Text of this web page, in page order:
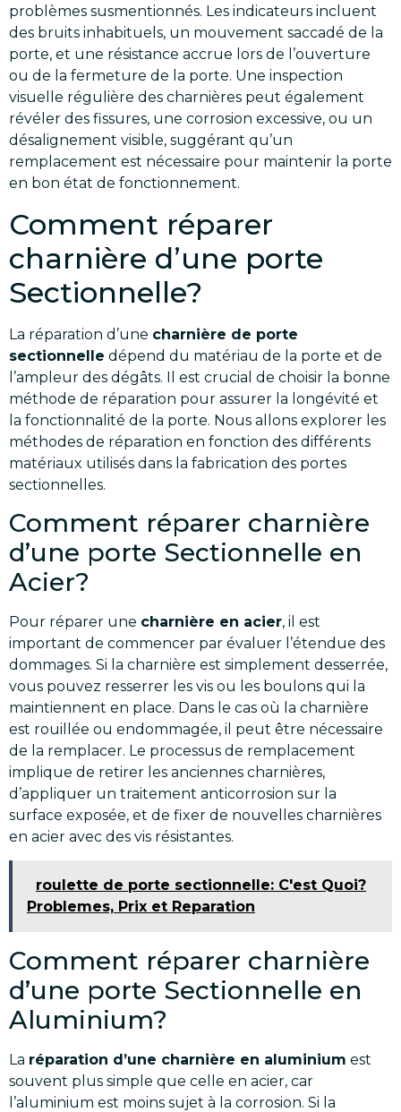
problèmes susmentionnés. Les indicateurs incluent
des bruits inhabituels, un mouvement saccadé de la
porte, et une résistance accrue lors de l’ouverture
ou de la fermeture de la porte. Une inspection
visuelle régulière des charnières peut également
révéler des fissures, une corrosion excessive, ou un
désalignement visible, suggérant qu’un
remplacement est nécessaire pour maintenir la porte
en bon état de fonctionnement.
Comment réparer
charnière d’une porte
Sectionnelle?
La réparation d’une charnière de porte
sectionnelle dépend du matériau de la porte et de
l’ampleur des dégâts. Il est crucial de choisir la bonne
méthode de réparation pour assurer la longévité et
la fonctionnalité de la porte. Nous allons explorer les
méthodes de réparation en fonction des différents
matériaux utilisés dans la fabrication des portes
sectionnelles.
Comment réparer charnière
d’une porte Sectionnelle en
Acier?
Pour réparer une charnière en acier, il est
important de commencer par évaluer l’étendue des
dommages. Si la charnière est simplement desserrée,
vous pouvez resserrer les vis ou les boulons qui la
maintiennent en place. Dans le cas où la charnière
est rouillée ou endommagée, il peut être nécessaire
de la remplacer. Le processus de remplacement
implique de retirer les anciennes charnières,
d’appliquer un traitement anticorrosion sur la
surface exposée, et de fixer de nouvelles charnières
en acier avec des vis résistantes.
roulette de porte sectionnelle: C'est Quoi?
Problemes, Prix et Reparation
Comment réparer charnière
d’une porte Sectionnelle en
Aluminium?
La réparation d’une charnière en aluminium est
souvent plus simple que celle en acier, car
l’aluminium est moins sujet à la corrosion. Si la